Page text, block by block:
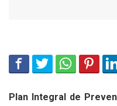
Plan Integral de